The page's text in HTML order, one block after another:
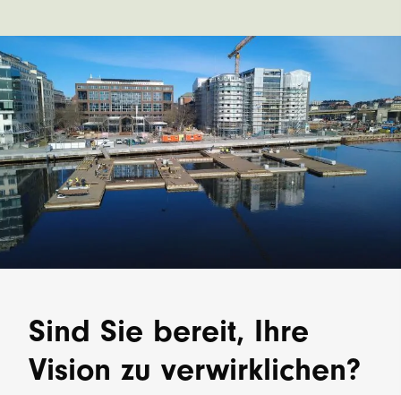
Sind Sie bereit, Ihre
Vision zu verwirklichen?